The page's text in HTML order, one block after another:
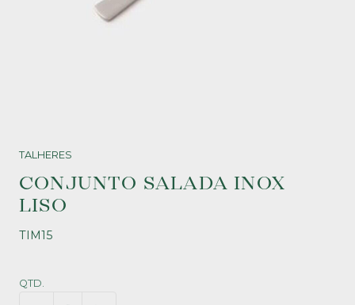
TALHERES
CONJUNTO SALADA INOX
LISO
TIM15
QTD.